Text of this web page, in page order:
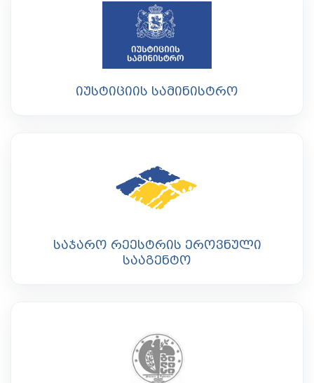
იუსტიციის სამინისტრო
საჯარო რეესტრის ეროვნული
სააგენტო